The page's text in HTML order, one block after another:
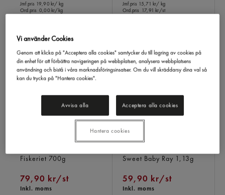
Jmf.pris 19,90 kr/ kg
Ord.pris 0,00 kr/kg
Jmf.pris 15,71 kr/ kg
Ord.pris
17,91 kr/st
Fiskeriet 700g
79,90 kr/st
Inkl. moms
Sweet Baby Ray 1,13g
59,90 kr/st
Inkl. moms
Vi använder Cookies
Genom att klicka på "Acceptera alla cookies" samtycker du till lagring av cookies på
din enhet för att förbättra navigeringen på webbplatsen, analysera webbplatsens
användning och bistå i våra marknadsföringsinsatser. Om du vill skräddarsy dina val så
kan du trycka på "Hantera cookies".
Avvisa alla Acceptera alla cookies
Hantera cookies